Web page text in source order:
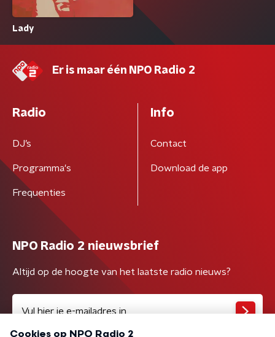
Lady
Er is maar één NPO Radio 2
Radio
DJ’s
Programma's
Frequenties
Info
Contact
Download de app
NPO Radio 2 nieuwsbrief
Altijd op de hoogte van het laatste radio nieuws?